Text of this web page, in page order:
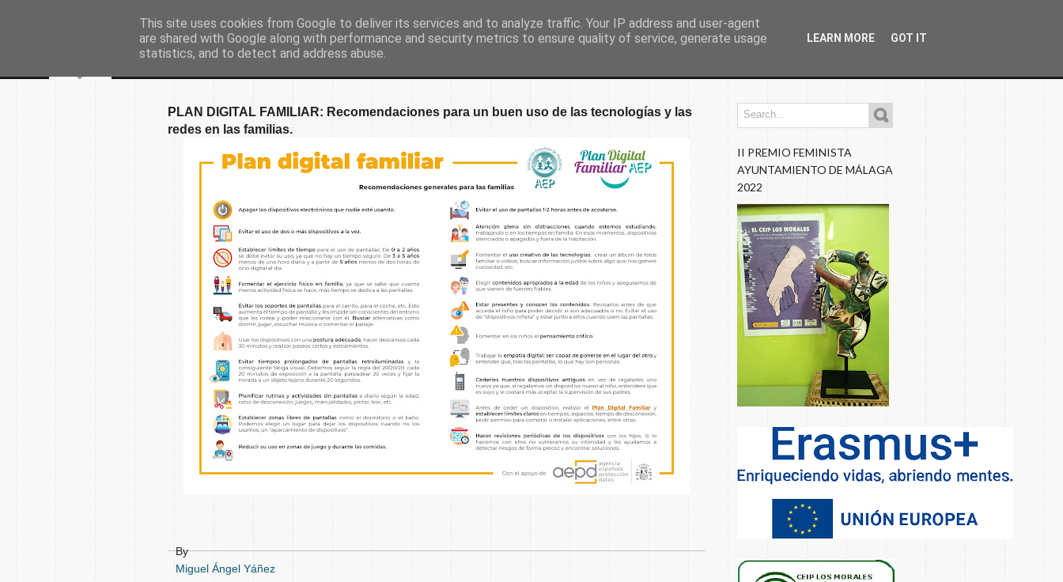
Inicio Nuestro colegio Secretaría Documentos Programaciones Nuestros Blogs
PLAN DIGITAL FAMILIAR: Recomendaciones para un buen uso de las tecnologías y las
redes en las familias.
By
Miguel Ángel Yáñez
II PREMIO FEMINISTA
AYUNTAMIENTO DE MÁLAGA
2022
This site uses cookies from Google to deliver its services and to analyze traffic. Your IP address and user-agent
are shared with Google along with performance and security metrics to ensure quality of service, generate usage
statistics, and to detect and address abuse.
LEARN MORE GOT IT